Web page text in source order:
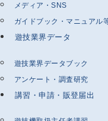
メディア・SNS
ガイドブック・マニュアル
遊技業界データ
遊技業界データブック
アンケート・調査研究
講習・申請・販登届出